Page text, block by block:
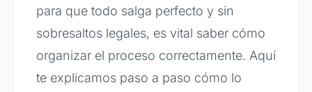
para que todo salga perfecto y sin
sobresaltos legales, es vital saber cómo
organizar el proceso correctamente. Aquí
te explicamos paso a paso cómo lo